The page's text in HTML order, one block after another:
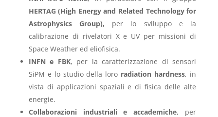
HERTAG (High Energy and Related Technology for
Astrophysics Group), per lo sviluppo e la
calibrazione di rivelatori X e UV per missioni di
Space Weather ed eliofisica.
INFN e FBK, per la caratterizzazione di sensori
SiPM e lo studio della loro radiation hardness, in
vista di applicazioni spaziali e di fisica delle alte
energie.
Collaborazioni industriali e accademiche, per